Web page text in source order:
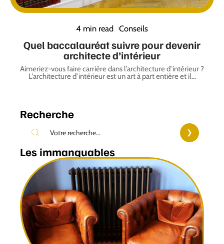
4 min read Conseils
Quel baccalauréat suivre pour devenir
architecte d’intérieur
Aimeriez-vous faire carrière dans l’architecture d’intérieur ?
L’architecture d’intérieur est un art à part entière et il…
Recherche
Les immanquables